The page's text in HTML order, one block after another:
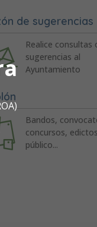
de sugerencias
Realice consultas
sugerencias al
Ayuntamiento
Bandos,
concursos,
público...